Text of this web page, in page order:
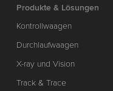
Produkte & Lösungen
Kontrollwaagen
Durchlaufwaagen
X-ray und Vision
Track & Trace